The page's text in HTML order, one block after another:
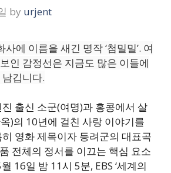
by urjent
에 이름을 새긴 명작 ‘첨밀밀’. 여
인 감정선은 지금도 많은 이들에
깁니다.
출신 소군(여명)과 홍콩에서 살
)의 10년에 걸친 사랑 이야기를
영화 제목이자 등려군의 대표곡
품 전체의 정서를 이끄는 핵심 요소
16일 밤 11시 5분, EBS ‘세계의